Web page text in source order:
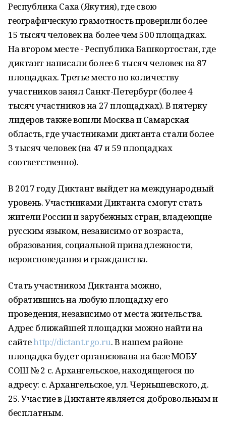
Республика Саха (Якутия), где свою
географическую грамотность проверили более
15 тысяч человек на более чем 500 площадках.
На втором месте - Республика Башкортостан, где
диктант написали более 6 тысяч человек на 87
площадках. Третье место по количеству
участников занял Санкт-Петербург (более 4
тысяч участников на 27 площадках). В пятерку
лидеров также вошли Москва и Самарская
область, где участниками диктанта стали более
3 тысяч человек (на 47 и 59 площадках
соответственно).
В 2017 году Диктант выйдет на международный
уровень. Участниками Диктанта смогут стать
жители России и зарубежных стран, владеющие
русским языком, независимо от возраста,
образования, социальной принадлежности,
вероисповедания и гражданства.
Стать участником Диктанта можно,
обратившись на любую площадку его
проведения, независимо от места жительства.
Адрес ближайшей площадки можно найти на
сайтеhttp://dictant.rgo.ru. В нашем районе
площадка будет организована на базе МОБУ
СОШ № 2 с. Архангельское, находящегося по
адресу: с. Архангельское, ул. Чернышевского, д.
25. Участие в Диктанте является добровольным и
бесплатным.